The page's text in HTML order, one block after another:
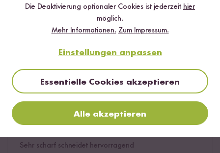
Bewerte dieses Produkt
HilfreichsteNeuesteHöchste BewertungNiedrigste Bewertung
10.07.2026
Sehr scharf schneidet hervorragend
Die Deaktivierung optionaler Cookies ist jederzeit hier
möglich.
Mehr Informationen. Zum Impressum.
Einstellungen anpassen
Essentielle Cookies akzeptieren
Alle akzeptieren